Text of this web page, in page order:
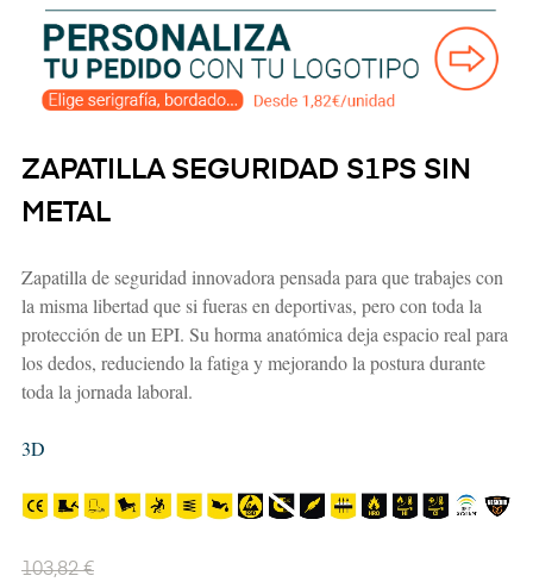
ZAPATILLA SEGURIDAD S1PS SIN
METAL
Zapatilla de seguridad innovadora pensada para que trabajes con
la misma libertad que si fueras en deportivas, pero con toda la
protección de un EPI. Su horma anatómica deja espacio real para
los dedos, reduciendo la fatiga y mejorando la postura durante
toda la jornada laboral.
3D
103,82 €